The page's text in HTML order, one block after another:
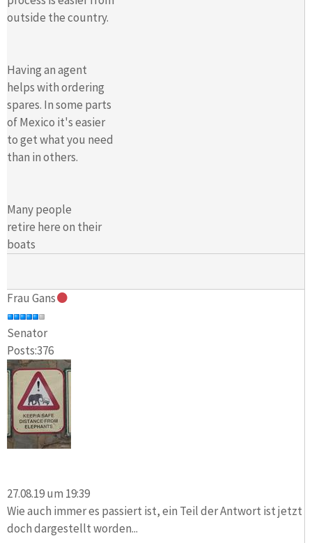
outside the country.
Having an agent
helps with ordering
spares. In some parts
of Mexico it's easier
to get what you need
than in others.
Many people
retire here on their
boats
Frau Gans
Senator
Posts:376
27.08.19 um 19:39
Wie auch immer es passiert ist, ein Teil der Antwort ist jetzt
doch dargestellt worden...